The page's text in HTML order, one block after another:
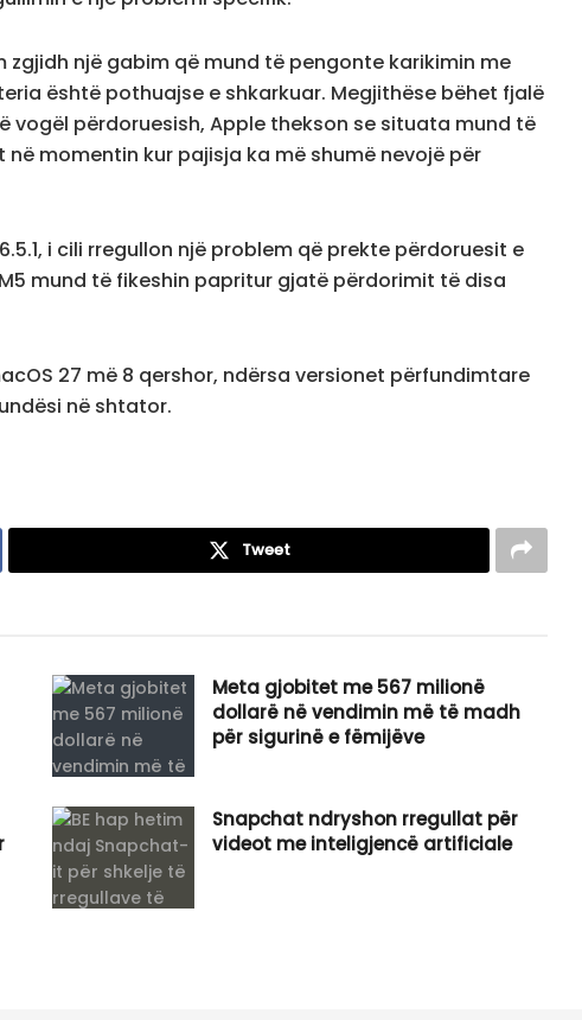
një gabim që mund të pengonte karikimin me
është pothuajse e shkarkuar. Megjithëse bëhet fjalë
vogël përdoruesish, Apple thekson se situata mund të
momentin kur pajisja ka më shumë nevojë për
i cili rregullon një problem që prekte përdoruesit e
mund të fikeshin papritur gjatë përdorimit të disa
27 më 8 qershor, ndërsa versionet përfundimtare
në shtator.
Tweet
​Meta gjobitet me 567 milionë
dollarë në vendimin më të madh
për sigurinë e fëmijëve
Snapchat ndryshon rregullat për
videot me inteligjencë artificiale